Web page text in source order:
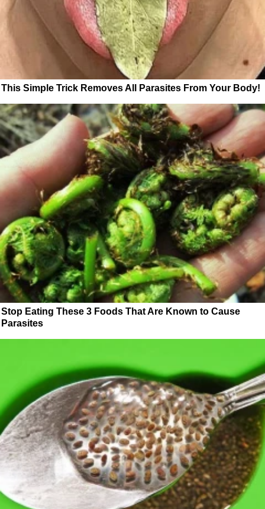
This Simple Trick Removes All Parasites From Your Body!
Stop Eating These 3 Foods That Are Known to Cause
Parasites